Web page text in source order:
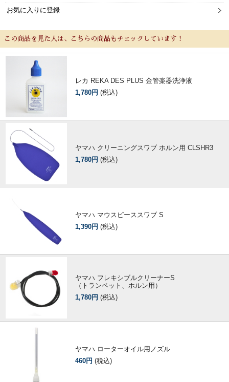
お気に入りに登録
この商品を見た人は、こちらの商品もチェックしています！
レカ REKA DES PLUS 金管楽器洗浄液
1,780円 (税込)
ヤマハ クリーニングスワブ ホルン用 CLSHR3
1,780円 (税込)
ヤマハ マウスピーススワブ S
1,390円 (税込)
ヤマハ フレキシブルクリーナーS
（トランペット、ホルン用）
1,780円 (税込)
ヤマハ ローターオイル用ノズル
460円 (税込)
ご利用ガイド サポート・保証
よくあるご質問 会社紹介
特定商取引法